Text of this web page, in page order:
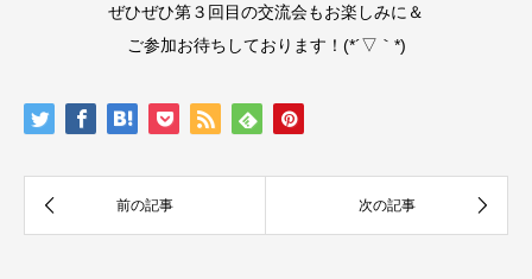
ぜひぜひ第３回目の交流会もお楽しみに＆
ご参加お待ちしております！(*´▽｀*)